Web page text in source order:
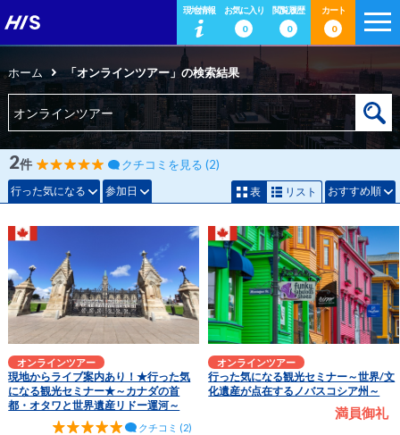
現地情報
お気に入り
0
閲覧履歴
0
カート
0
ホーム 「オンラインツアー」の検索結果
行った気になる 参加日
2件 クチコミを見る (2)
表 リスト おすすめ順
オンラインツアー
現地からライブ案内あり！★行った気
になる観光セミナー★～カナダの首
都・オタワと世界遺産リドー運河～
クチコミ (2)
オンラインツアー
行った気になる観光セミナー～世界/文
化遺産が点在するノバスコシア州～
満員御礼